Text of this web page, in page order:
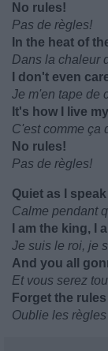
No rules!
Pas de règles!
In the heat of
Dans la chaleur
I don't even
Je m'en tape de
It's how I live
C'est comme ça
No rules!
Pas de règles!
Quiet as I speak
Calme pendant
I am the king, I
Je suis le roi, je
And you all
Et vous serez
Forget the
Oublie les